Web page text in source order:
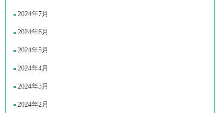
2024年7月
2024年6月
2024年5月
2024年4月
2024年3月
2024年2月